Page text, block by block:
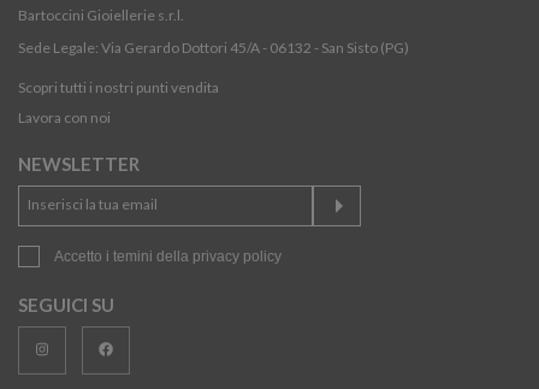
Bartoccini Gioiellerie s.r.l.
Sede Legale: Via Gerardo Dottori 45/A - 06132 - San Sisto (PG)
Scopri tutti i nostri punti vendita
Lavora con noi
NEWSLETTER
Accetto i temini della privacy policy
SEGUICI SU